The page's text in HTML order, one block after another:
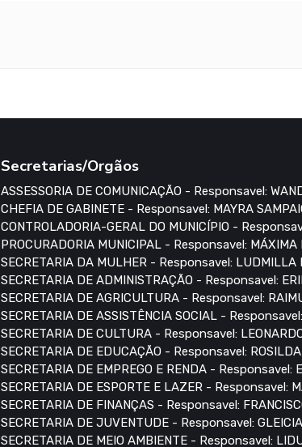
Secretarias/Orgãos
ASSESSORIA DE COMUNICAÇÃO - Responsavel:
CHEFIA DE GABINETE - Responsavel: MAYRA
CONTROLADORIA-GERAL DO MUNICÍPIO -
PROCURADORIA MUNICIPAL - Responsavel: MÁXIMA
SECRETARIA DA MULHER - Responsavel: LUDMILLA
SECRETARIA DE ADMINISTRAÇÃO - Responsavel:
SECRETARIA DE AGRICULTURA - Responsavel:
SECRETARIA DE ASSISTÊNCIA SOCIAL -
SECRETARIA DE CULTURA - Responsavel:
SECRETARIA DE EDUCAÇÃO - Responsavel:
SECRETARIA DE EMPREGO E RENDA - Responsavel:
SECRETARIA DE ESPORTE E LAZER - Responsavel:
SECRETARIA DE FINANÇAS - Responsavel:
SECRETARIA DE JUVENTUDE - Responsavel:
SECRETARIA DE MEIO AMBIENTE - Responsavel: